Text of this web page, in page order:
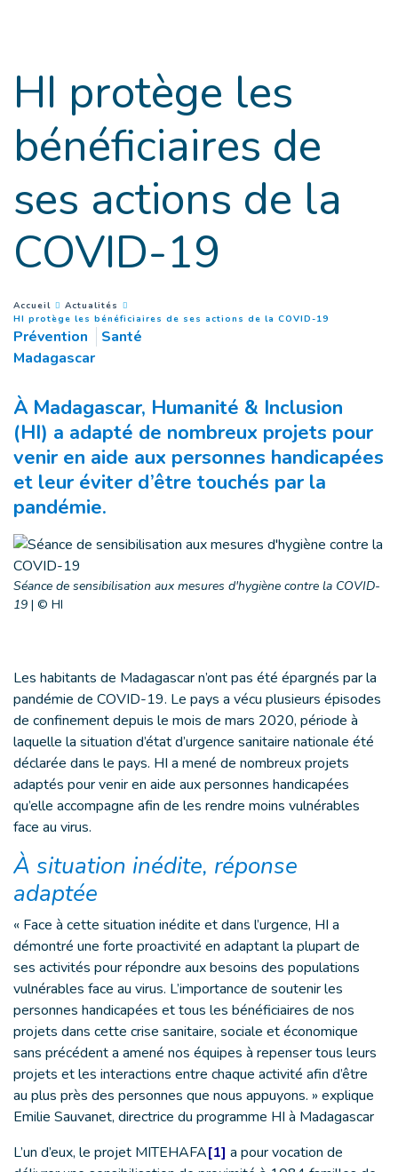
HI protège les
bénéficiaires de
ses actions de la
COVID-19
You are here :
Accueil
Actualités
HI protège les bénéficiaires de ses actions de la COVID-19
Prévention
Santé
Madagascar
À Madagascar, Humanité & Inclusion
(HI) a adapté de nombreux projets pour
venir en aide aux personnes handicapées
et leur éviter d’être touchés par la
pandémie.
Séance de sensibilisation aux mesures d'hygiène contre la COVID-
19 | © HI
Les habitants de Madagascar n’ont pas été épargnés par la
pandémie de COVID-19. Le pays a vécu plusieurs épisodes
de confinement depuis le mois de mars 2020, période à
laquelle la situation d’état d’urgence sanitaire nationale été
déclarée dans le pays. HI a mené de nombreux projets
adaptés pour venir en aide aux personnes handicapées
qu’elle accompagne afin de les rendre moins vulnérables
face au virus.
À situation inédite, réponse
adaptée
« Face à cette situation inédite et dans l’urgence, HI a
démontré une forte proactivité en adaptant la plupart de
ses activités pour répondre aux besoins des populations
vulnérables face au virus. L’importance de soutenir les
personnes handicapées et tous les bénéficiaires de nos
projets dans cette crise sanitaire, sociale et économique
sans précédent a amené nos équipes à repenser tous leurs
projets et les interactions entre chaque activité afin d’être
au plus près des personnes que nous appuyons. » explique
Emilie Sauvanet, directrice du programme HI à Madagascar
L’un d’eux, le projet MITEHAFA[1] a pour vocation de